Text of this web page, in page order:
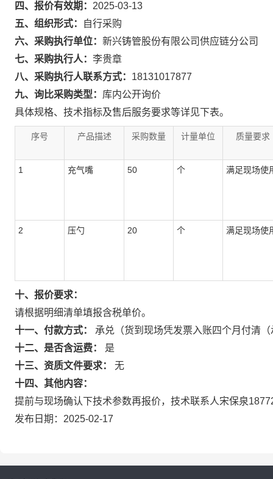
四、报价有效期： 2025-03-13
五、组织形式：
自行采购
六、采购执行单位： 新兴铸管股份有限公司供应链分公司
七、采购执行人： 李贵章
八、采购执行人联系方式： 18131017877
九、询比采购类型： 库内公开询价
具体规格、技术指标及售后服务要求等详见下表。
序号 产品描述 采购数量 计量单位 质量要求
1 充气嘴 50 个 满足现场使
2 压勺 20 个 满足现场使
十、报价要求：
请根据明细清单填报含税单价。
十一、付款方式：
承兑（货到现场凭发票入账四个月付清
十二、是否含运费：
是
十三、资质文件要求：
无
十四、其他内容：
提前与现场确认下技术参数再报价，技术联系人宋保泉
发布日期：2025-02-17